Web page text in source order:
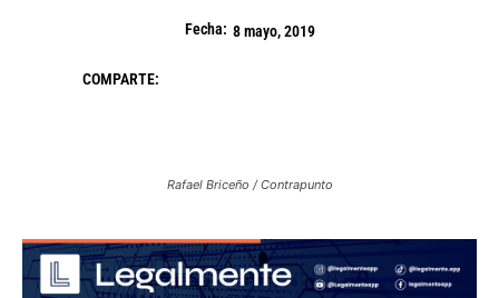
Fecha: 8 mayo, 2019
COMPARTE:
Rafael Briceño / Contrapunto